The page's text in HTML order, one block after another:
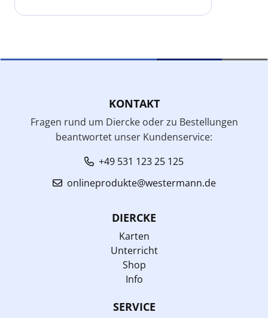
KONTAKT
Fragen rund um Diercke oder zu Bestellungen
beantwortet unser Kundenservice:
+49 531 123 25 125
onlineprodukte@westermann.de
DIERCKE
Karten
Unterricht
Shop
Info
SERVICE